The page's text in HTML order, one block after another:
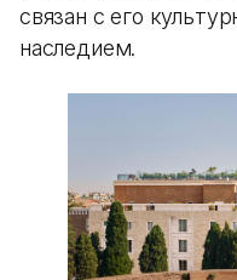
связан с его
наследием.